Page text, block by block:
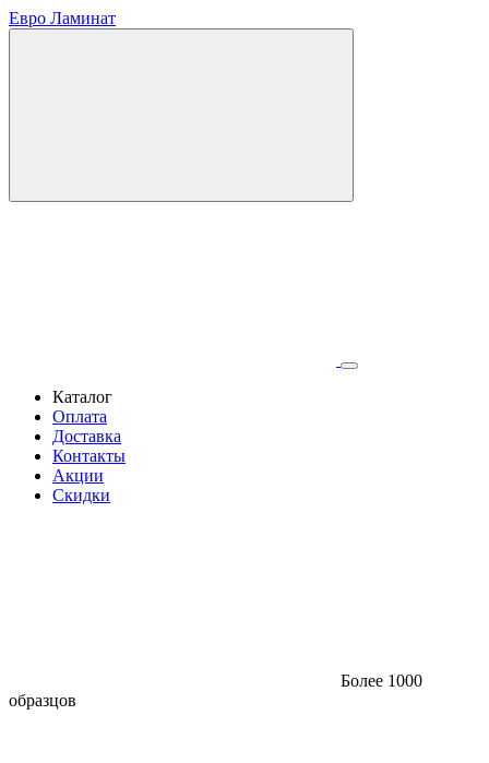
Евро Ламинат
Каталог
Оплата
Доставка
Контакты
Акции
Скидки
Более 1000
образцов